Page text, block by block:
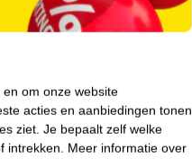
om onze website
acties en aanbiedingen tonen
ziet. Je bepaalt zelf welke
intrekken. Meer informatie over